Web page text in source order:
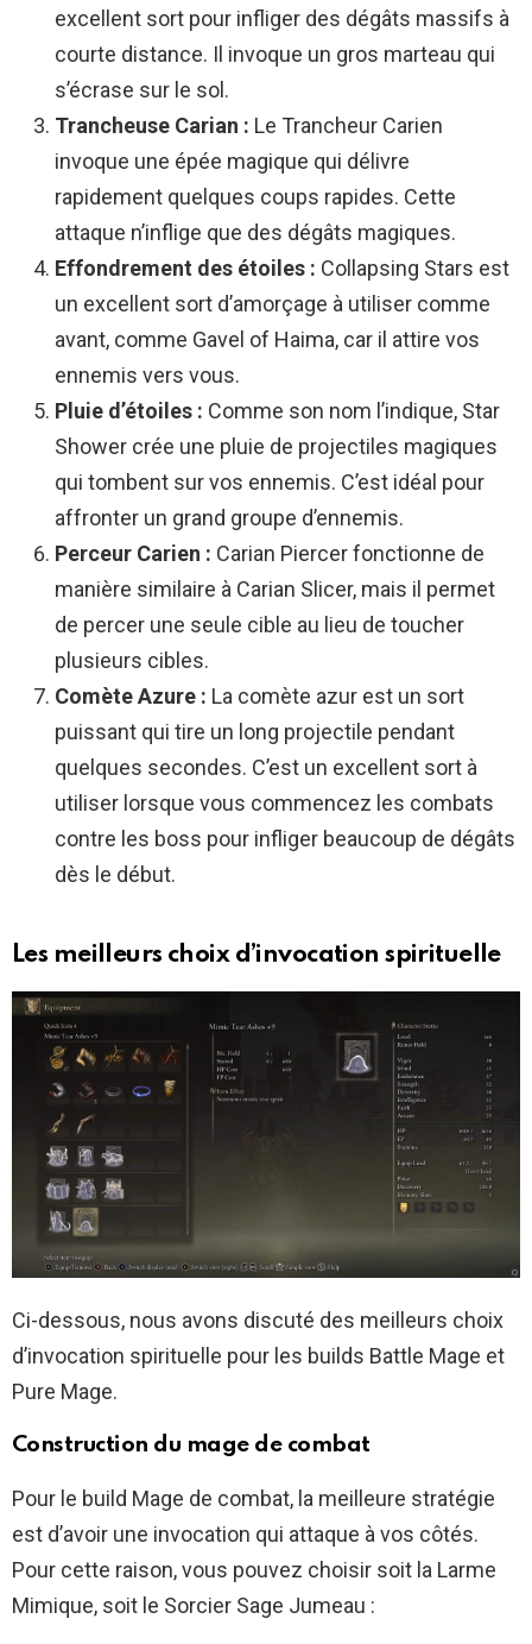
excellent sort pour infliger des dégâts massifs à
courte distance. Il invoque un gros marteau qui
s’écrase sur le sol.
Trancheuse Carian : Le Trancheur Carien
invoque une épée magique qui délivre
rapidement quelques coups rapides. Cette
attaque n’inflige que des dégâts magiques.
Effondrement des étoiles : Collapsing Stars est
un excellent sort d’amorçage à utiliser comme
avant, comme Gavel of Haima, car il attire vos
ennemis vers vous.
Pluie d’étoiles : Comme son nom l’indique, Star
Shower crée une pluie de projectiles magiques
qui tombent sur vos ennemis. C’est idéal pour
affronter un grand groupe d’ennemis.
Perceur Carien : Carian Piercer fonctionne de
manière similaire à Carian Slicer, mais il permet
de percer une seule cible au lieu de toucher
plusieurs cibles.
Comète Azure : La comète azur est un sort
puissant qui tire un long projectile pendant
quelques secondes. C’est un excellent sort à
utiliser lorsque vous commencez les combats
contre les boss pour infliger beaucoup de dégâts
dès le début.
Les meilleurs choix d’invocation spirituelle
Ci-dessous, nous avons discuté des meilleurs choix
d’invocation spirituelle pour les builds Battle Mage et
Pure Mage.
Construction du mage de combat
Pour le build Mage de combat, la meilleure stratégie
est d’avoir une invocation qui attaque à vos côtés.
Pour cette raison, vous pouvez choisir soit la Larme
Mimique, soit le Sorcier Sage Jumeau :